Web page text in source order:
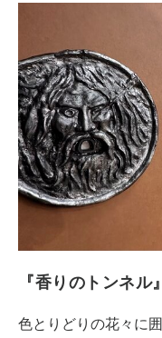
『香りのトンネル』
色とりどりの花々に